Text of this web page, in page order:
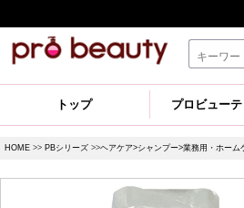
トップ プロビュー
HOME >> PBシリーズ >>ヘアケア>シャンプー>業務用・ホーム